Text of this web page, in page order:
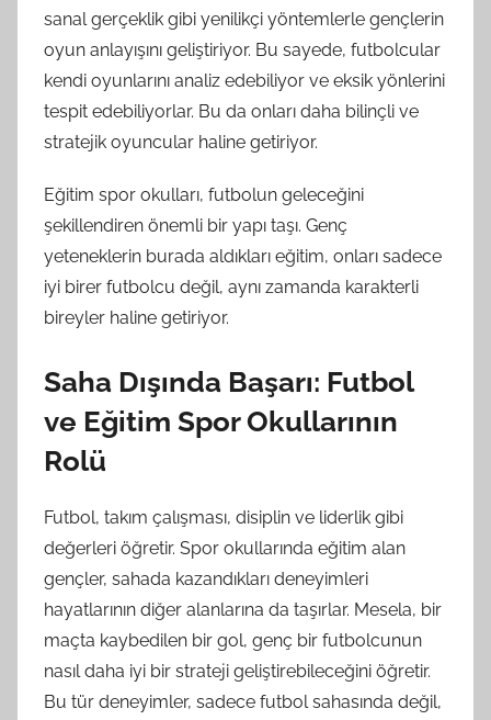
sanal gerçeklik gibi yenilikçi yöntemlerle gençlerin
oyun anlayışını geliştiriyor. Bu sayede, futbolcular
kendi oyunlarını analiz edebiliyor ve eksik yönlerini
tespit edebiliyorlar. Bu da onları daha bilinçli ve
stratejik oyuncular haline getiriyor.
Eğitim spor okulları, futbolun geleceğini
şekillendiren önemli bir yapı taşı. Genç
yeteneklerin burada aldıkları eğitim, onları sadece
iyi birer futbolcu değil, aynı zamanda karakterli
bireyler haline getiriyor.
Saha Dışında Başarı: Futbol
ve Eğitim Spor Okullarının
Rolü
Futbol, takım çalışması, disiplin ve liderlik gibi
değerleri öğretir. Spor okullarında eğitim alan
gençler, sahada kazandıkları deneyimleri
hayatlarının diğer alanlarına da taşırlar. Mesela, bir
maçta kaybedilen bir gol, genç bir futbolcunun
nasıl daha iyi bir strateji geliştirebileceğini öğretir.
Bu tür deneyimler, sadece futbol sahasında değil,